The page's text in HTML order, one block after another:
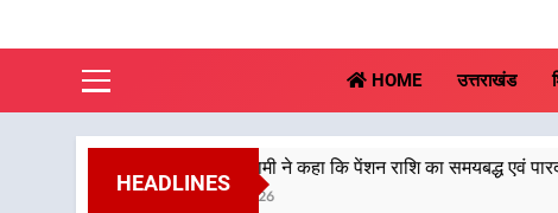
HOME उत्तराखंड
HEADLINES
मुख्यमंत्री धामी ने कहा कि पेंशन राशि का समयबद्ध एवं पारदर्शी तरीके से
8 August 2026